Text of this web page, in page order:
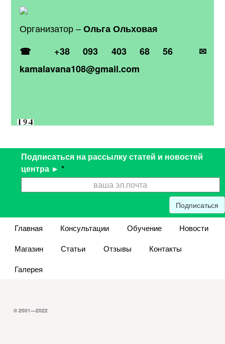
Организатор –Ольга Ольховая
☎ +38 093 403 68 56 ✉
kamalavana108@gmail.com
Подписаться на рассылку статей и новостей
центра ► *
Подписаться
Главная Консультации Обучение
Новости
Магазин
Статьи Отзывы
Контакты
Галерея
© 2001—2022